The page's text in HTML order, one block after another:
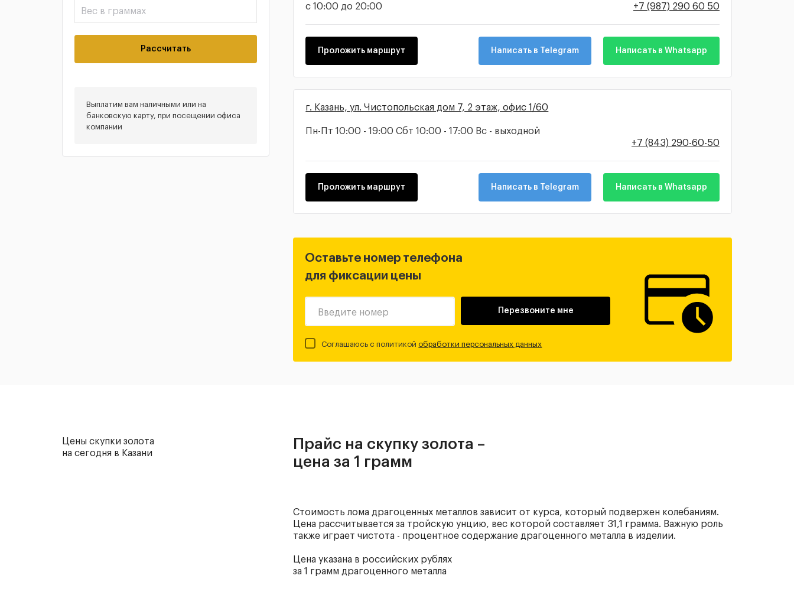
Рассчитать
Выплатим вам наличными или на
банковскую карту, при посещении офиса
компании
с 10:00 до 20:00
+7 (987) 290 60 50
Проложить маршрут Написать в Telegram Написать в Whatsapp
г. Казань, ул. Чистопольская дом 7, 2 этаж, офис 1/60
Пн-Пт 10:00 - 19:00 Сбт 10:00 - 17:00 Вс - выходной
+7 (843) 290-60-50
Проложить маршрут Написать в Telegram Написать в Whatsapp
Оставьте номер телефона
для фиксации цены
Введите номер Перезвоните мне
Соглашаюсь с политикойобработки персональных данных
Цены скупки золота
на сегодня в Казани
Прайс на скупку золота –
цена за 1 грамм
Стоимость лома драгоценных металлов зависит от курса, который подвержен колебаниям.
Цена рассчитывается за тройскую унцию, вес которой составляет 31,1 грамма. Важную роль
также играет чистота - процентное содержание драгоценного металла в изделии.
Цена указана в российских рублях
за 1 грамм драгоценного металла